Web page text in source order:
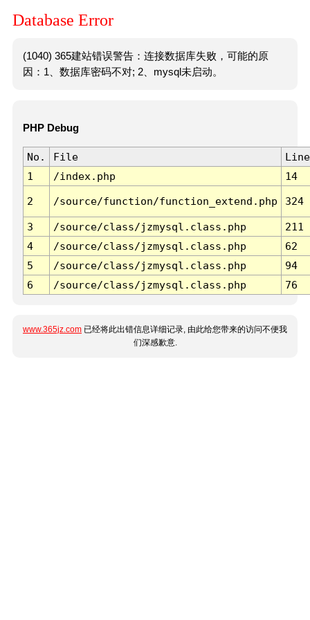
Database Error
(1040) 365建站错误警告：连接数据库失败，可能的原
因：1、数据库密码不对; 2、mysql未启动。
PHP Debug
No. File
Line
1
/index.php 14
2 /source/function/function_extend.php 324
3 /source/class/jzmysql.class.php
211
4
/source/class/jzmysql.class.php
62
5
/source/class/jzmysql.class.php
94
6
/source/class/jzmysql.class.php 76
www.365jz.com 已经将此出错信息详细记录, 由此给您带来的访问不便我
们深感歉意.